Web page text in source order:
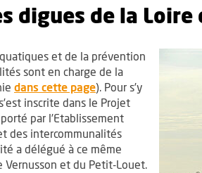
digues de la Loire
et de la prévention
sont en charge de la
dans cette page). Pour s’y
inscrite dans le Projet
par l’Etablissement
des intercommunalités
a délégué à ce même
Vernusson et du Petit-Louet.